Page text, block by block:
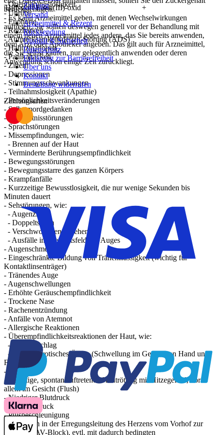
- Orientierungslosigkeit
- Unruhe
- Euphorie
- Reizbarkeit
- Aufmerksamkeitsdefizit-Störung (ADS)
- Halluzinationen
- Panikattacken
- Zittern
- Depressionen
- Stimmungsschwankungen
- Teilnahmslosigkeit (Apathie)
- Persönlichkeitsveränderungen
- Selbstmordgedanken
- Gedächtnisstörungen
- Sprachstörungen
- Missempfindungen, wie:
- Brennen auf der Haut
- Verminderte Berührungsempfindlichkeit
- Bewegungsstörungen
- Bewegungsstarre des ganzen Körpers
- Krampfanfälle
- Kurzzeitige Bewusstlosigkeit, die nur wenige Sekunden bis
Minuten dauert
- Sehstörungen, wie:
- Augenzittern
- Doppeltsehen
- Verschwommenes Sehen
- Ausfälle im Gesichtsfeld des Auges
- Augenschmerzen
- Eingeschränkte Bildung von Tränenflüssigkeit (wichtig für
Kontaktlinsenträger)
- Tränendes Auge
- Augenschwellungen
- Erhöhte Geräuschempfindlichkeit
- Trockene Nase
- Rachenentzündung
- Anfälle von Atemnot
- Allergische Reaktionen
- Überempfindlichkeitsreaktionen der Haut, wie:
- Hautausschlag
- Angioneurotisches Ödem (Schwellung im Gesicht, an Hand und
Fuß)
- Schwitzen
- Flüchtige, spontan auftretende Hautrötung mit Hitzegefühl, vor
allem im Gesicht (Flush)
- Niedriger Blutdruck
- Bluthochdruck
- Pulsbeschleunigung
- Störungen in der Erregungsleitung des Herzens vom Vorhof zur
Kammer (AV-Block), evtl. mit dadurch bedingten
berücksichtigen.
- Es kann Arzneimittel geben, mit denen Wechselwirkungen
auftreten. Sie sollten deswegen generell vor der Behandlung mit
einem neuen Arzneimittel jedes andere, das Sie bereits anwenden,
dem Arzt oder Apotheker angeben. Das gilt auch für Arzneimittel,
die Sie selbst kaufen, nur gelegentlich anwenden oder deren
Anwendung schon einige Zeit zurückliegt.
Hilfsstoff Eisen(III)-oxid
+
Zahlung
Versand
Arzneimittel & Rezept
Rücksendung
Qualität & Sicherheit
Datenschutz
Erklärung zur Barrierefreiheit
Über uns
Kontakt
Bestellung widerrufen
Zahlungsarten